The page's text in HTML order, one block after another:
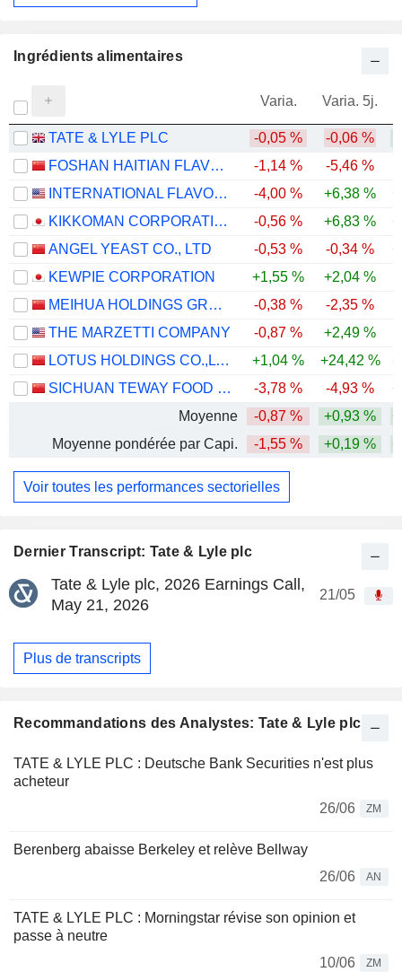
Dernier Transcript: Tate & Lyle plc
Tate & Lyle plc, 2026 Earnings Call,
May 21, 2026
21/05
Plus de transcripts
Recommandations des Analystes: Tate & Lyle plc
TATE & LYLE PLC : Deutsche Bank Securities n'est plus
acheteur
26/06
ZM
Berenberg abaisse Berkeley et relève Bellway
26/06
AN
TATE & LYLE PLC : Morningstar révise son opinion et
passe à neutre
10/06
ZM
Ingrédients alimentaires
Varia. Varia. 5j.
TATE & LYLE PLC -0,05 % -0,06 %
FOSHAN HAITIAN FLAVOURING AND FOOD COMPANY LTD.
-1,14 % -5,46 %
INTERNATIONAL FLAVORS & FRAGRANCES INC.
-4,00 % +6,38 %
KIKKOMAN CORPORATION
-0,56 % +6,83 %
ANGEL YEAST CO., LTD
-0,53 % -0,34 %
KEWPIE CORPORATION
+1,55 % +2,04 %
MEIHUA HOLDINGS GROUP CO.,LTD
-0,38 % -2,35 %
THE MARZETTI COMPANY
-0,87 % +2,49 %
LOTUS HOLDINGS CO.,LTD.
+1,04 % +24,42 %
SICHUAN TEWAY FOOD GROUP CO.,LTD
-3,78 % -4,93 %
Moyenne
-0,87 % +0,93 %
Moyenne pondérée par Capi.
-1,55 % +0,19 %
Voir toutes les performances sectorielles